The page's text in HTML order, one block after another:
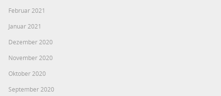
Februar 2021
Januar 2021
Dezember 2020
November 2020
Oktober 2020
September 2020